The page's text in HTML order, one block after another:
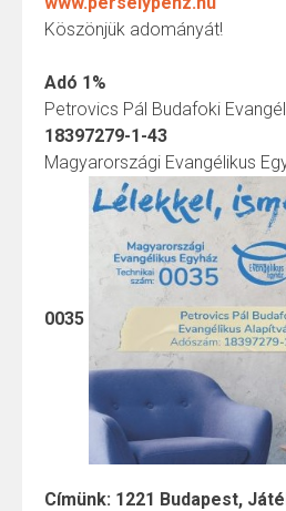
Köszönjük adományát!
Adó 1%
Petrovics Pál Budafoki
18397279-1-43
Magyarországi Evangélikus
0035
Címünk: 1221 Budapest,